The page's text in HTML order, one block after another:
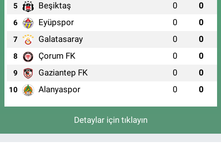
5 Beşiktaş 0 0
6 Eyüpspor 0 0
7 Galatasaray 0 0
8 Çorum FK 0 0
9 Gaziantep FK 0 0
10 Alanyaspor 0 0
Detaylar için tıklayın